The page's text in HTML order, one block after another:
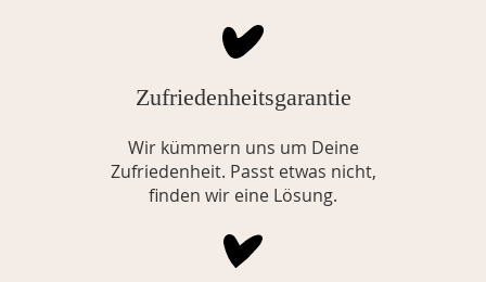
Zufriedenheitsgarantie
Wir kümmern uns um Deine
Zufriedenheit. Passt etwas nicht,
finden wir eine Lösung.